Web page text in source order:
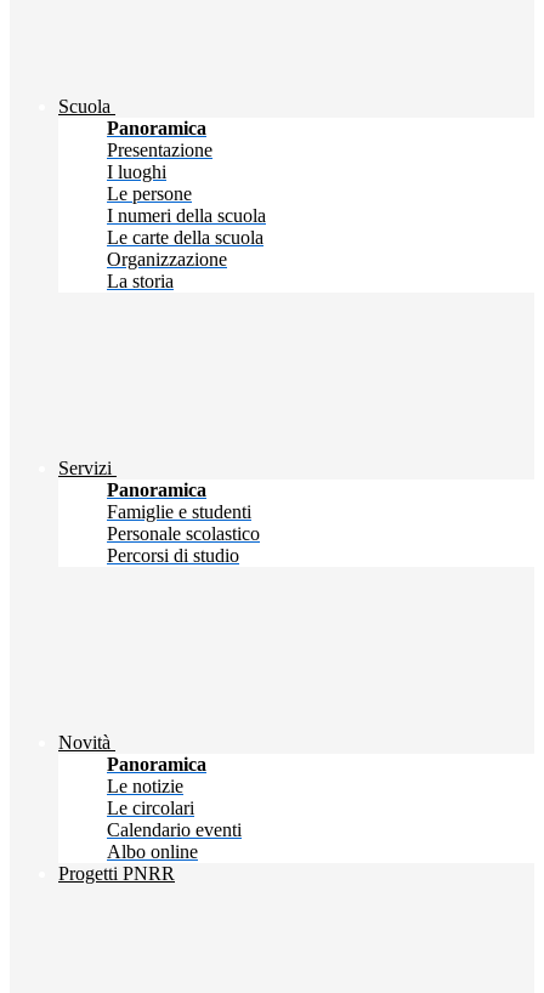
Scuola
Panoramica
Presentazione
I luoghi
Le persone
I numeri della scuola
Le carte della scuola
Organizzazione
La storia
Servizi
Panoramica
Famiglie e studenti
Personale scolastico
Percorsi di studio
Novità
Panoramica
Le notizie
Le circolari
Calendario eventi
Albo online
Progetti PNRR